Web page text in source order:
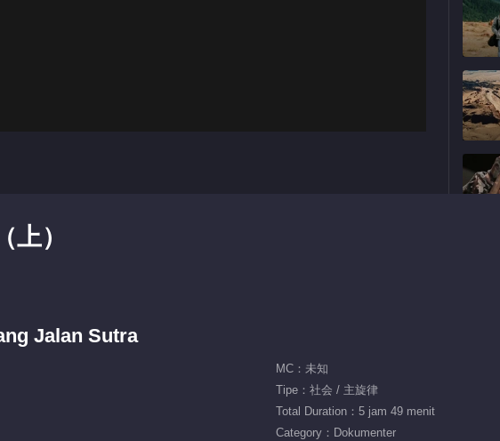
）
Jalan Sutra
MC：未知
Tipe：社会 / 主旋律
Total Duration：5 jam 49 menit
Category：Dokumenter